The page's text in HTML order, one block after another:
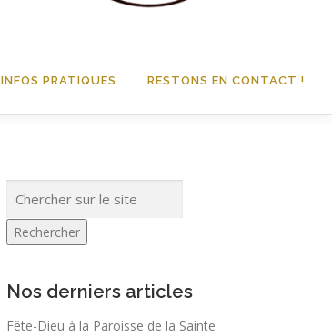
INFOS PRATIQUES RESTONS EN CONTACT !
Rechercher
Nos derniers articles
Fête-Dieu à la Paroisse de la Sainte